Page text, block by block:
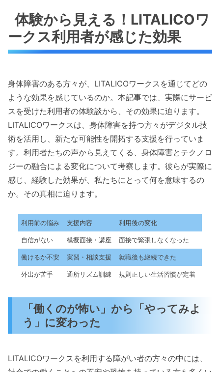
体験から見える！LITALICOワ
ークス利用者が感じた効果
身体障害のある方々が、LITALICOワークスを通じてどの
ような効果を感じているのか。本記事では、実際にサービ
スを受けた利用者の体験談から、その効果に迫ります。
LITALICOワークスは、身体障害を持つ方々がデジタル技
術を活用し、新たな可能性を開拓する支援を行っていま
す。利用者たちの声から見えてくる、身体障害とテクノロ
ジーの融合による変化について考察します。彼らが実際に
感じ、経験した効果が、私たちにとって何を意味するの
か。その真相に迫ります。
利用前の悩み 支援内容 利用後の変化
自信がない 模擬面接・講座 面接で緊張しなくなった
働けるか不安 実習・相談支援 就職後も継続できた
外出が苦手 通所リズム訓練 規則正しい生活習慣が定着
「働くのが怖い」から「やってみよ
う」に変わった
LITALICOワークスを利用する障がい者の方々の中には、